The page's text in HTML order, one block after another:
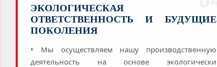
ЭКОЛОГИЧЕСКАЯ
ОТВЕТСТВЕННОСТЬ И БУДУЩИЕ
ПОКОЛЕНИЯ
• Мы осуществляем нашу производственную
деятельность на основе экологически